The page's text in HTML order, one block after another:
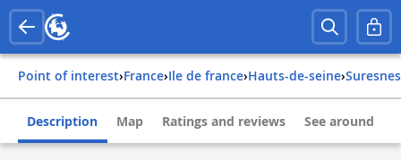
Point of interest› france› ile de france› hauts-de-seine› suresnes
Description Map Ratings and reviews See around